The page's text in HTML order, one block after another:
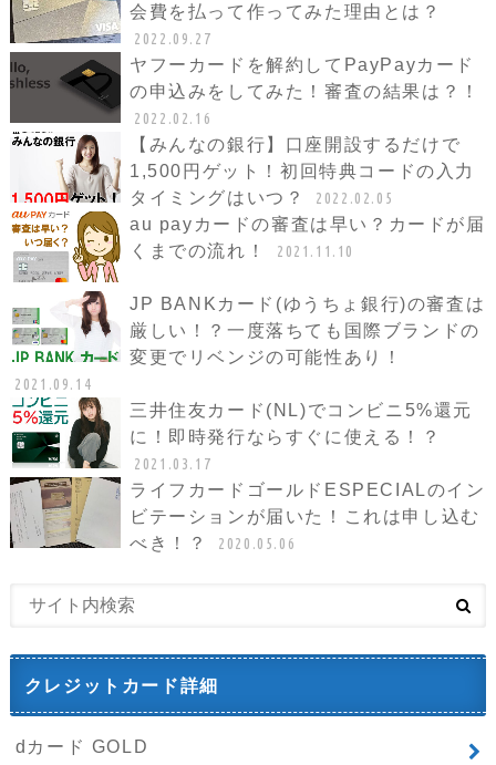
会費を払って作ってみた理由とは？
2022.09.27
ヤフーカードを解約してPayPayカード
の申込みをしてみた！審査の結果は？！
2022.02.16
【みんなの銀行】口座開設するだけで
1,500円ゲット！初回特典コードの入力
タイミングはいつ？
2022.02.05
au payカードの審査は早い？カードが届
くまでの流れ！
2021.11.10
JP BANKカード(ゆうちょ銀行)の審査は
厳しい！？一度落ちても国際ブランドの
変更でリベンジの可能性あり！
2021.09.14
三井住友カード(NL)でコンビニ5%還元
に！即時発行ならすぐに使える！？
2021.03.17
ライフカードゴールドESPECIALのイン
ビテーションが届いた！これは申し込む
べき！？
2020.05.06
クレジットカード詳細
dカード GOLD